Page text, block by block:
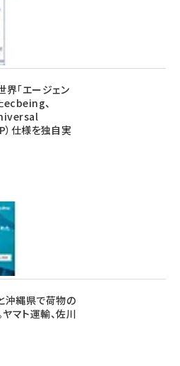
「エージェン
ecbeing、
仕様を独自実
沖縄県で荷物の
マト運輸、佐川